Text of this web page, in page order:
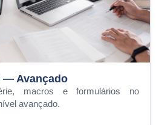
— Avançado
macros e formulários no
avançado.